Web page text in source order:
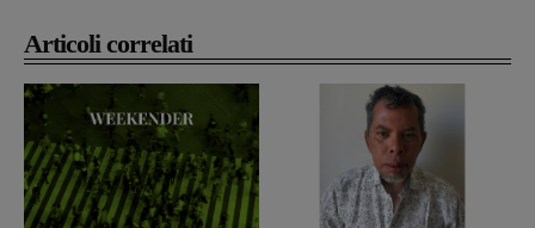
Articoli correlati